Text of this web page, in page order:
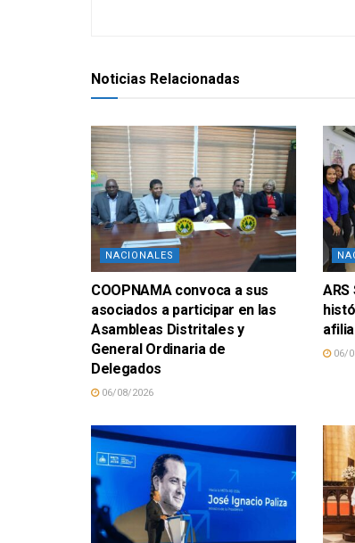
Noticias Relacionadas
NACIONALES
COOPNAMA convoca a sus
asociados a participar en las
Asambleas Distritales y
General Ordinaria de
Delegados
06/08/2026
ARS
06/